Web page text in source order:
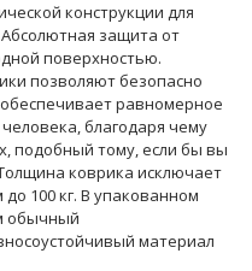
конструкции для
защита от
поверхностью.
позволяют безопасно
равномерное
благодаря чему
подобный тому, если бы вы
коврика исключает
100 кг. В упакованном
обычный
материал